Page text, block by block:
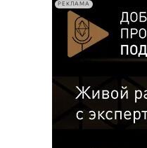
РЕКЛАМА